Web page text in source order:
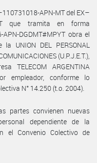
APN-MT del EX–
que tramita en forma
DGDMT#MPYT obra el
UNION DEL PERSONAL
(U.P.J.E.T.),
TELECOM ARGENTINA
empleador, conforme lo
N° 14.250 (t.o. 2004).
partes convienen nuevas
dependiente de la
el Convenio Colectivo de